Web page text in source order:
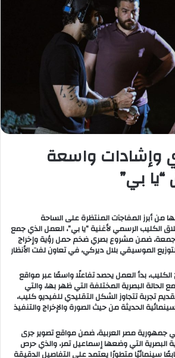
وإشادات واسعة
بي”
أبرز المفاجآت المنتظرة على الساحة
الكليب الرسمي لأغنية “يا بي”، العمل الذي جمع
جمعة، ضمن مشروع بصري ضخم حمل رؤية وإخراج
الموسيقي بلال ديركي، في تعاون لفت الأنظار
بدأ العمل يحصد تفاعلًا واسعًا عبر مواقع
الحالة البصرية المختلفة التي ظهر بها، والتي
تجربة تتجاوز الشكل التقليدي للفيديو كليب،
الحديثة من حيث الصورة والإخراج والتنفيذ
جمهورية مصر العربية، ضمن مواقع تصوير جرى
البصرية التي وضعها إسماعيل تمر، والذي حرص
سينمائيًا متطورًا يعتمد على التفاصيل الدقيقة